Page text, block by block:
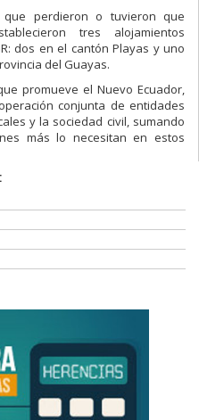
que perdieron o tuvieron que
tres alojamientos
dos en el cantón Playas y uno
del Guayas.
promueve el Nuevo Ecuador,
conjunta de entidades
y la sociedad civil, sumando
más lo necesitan en estos